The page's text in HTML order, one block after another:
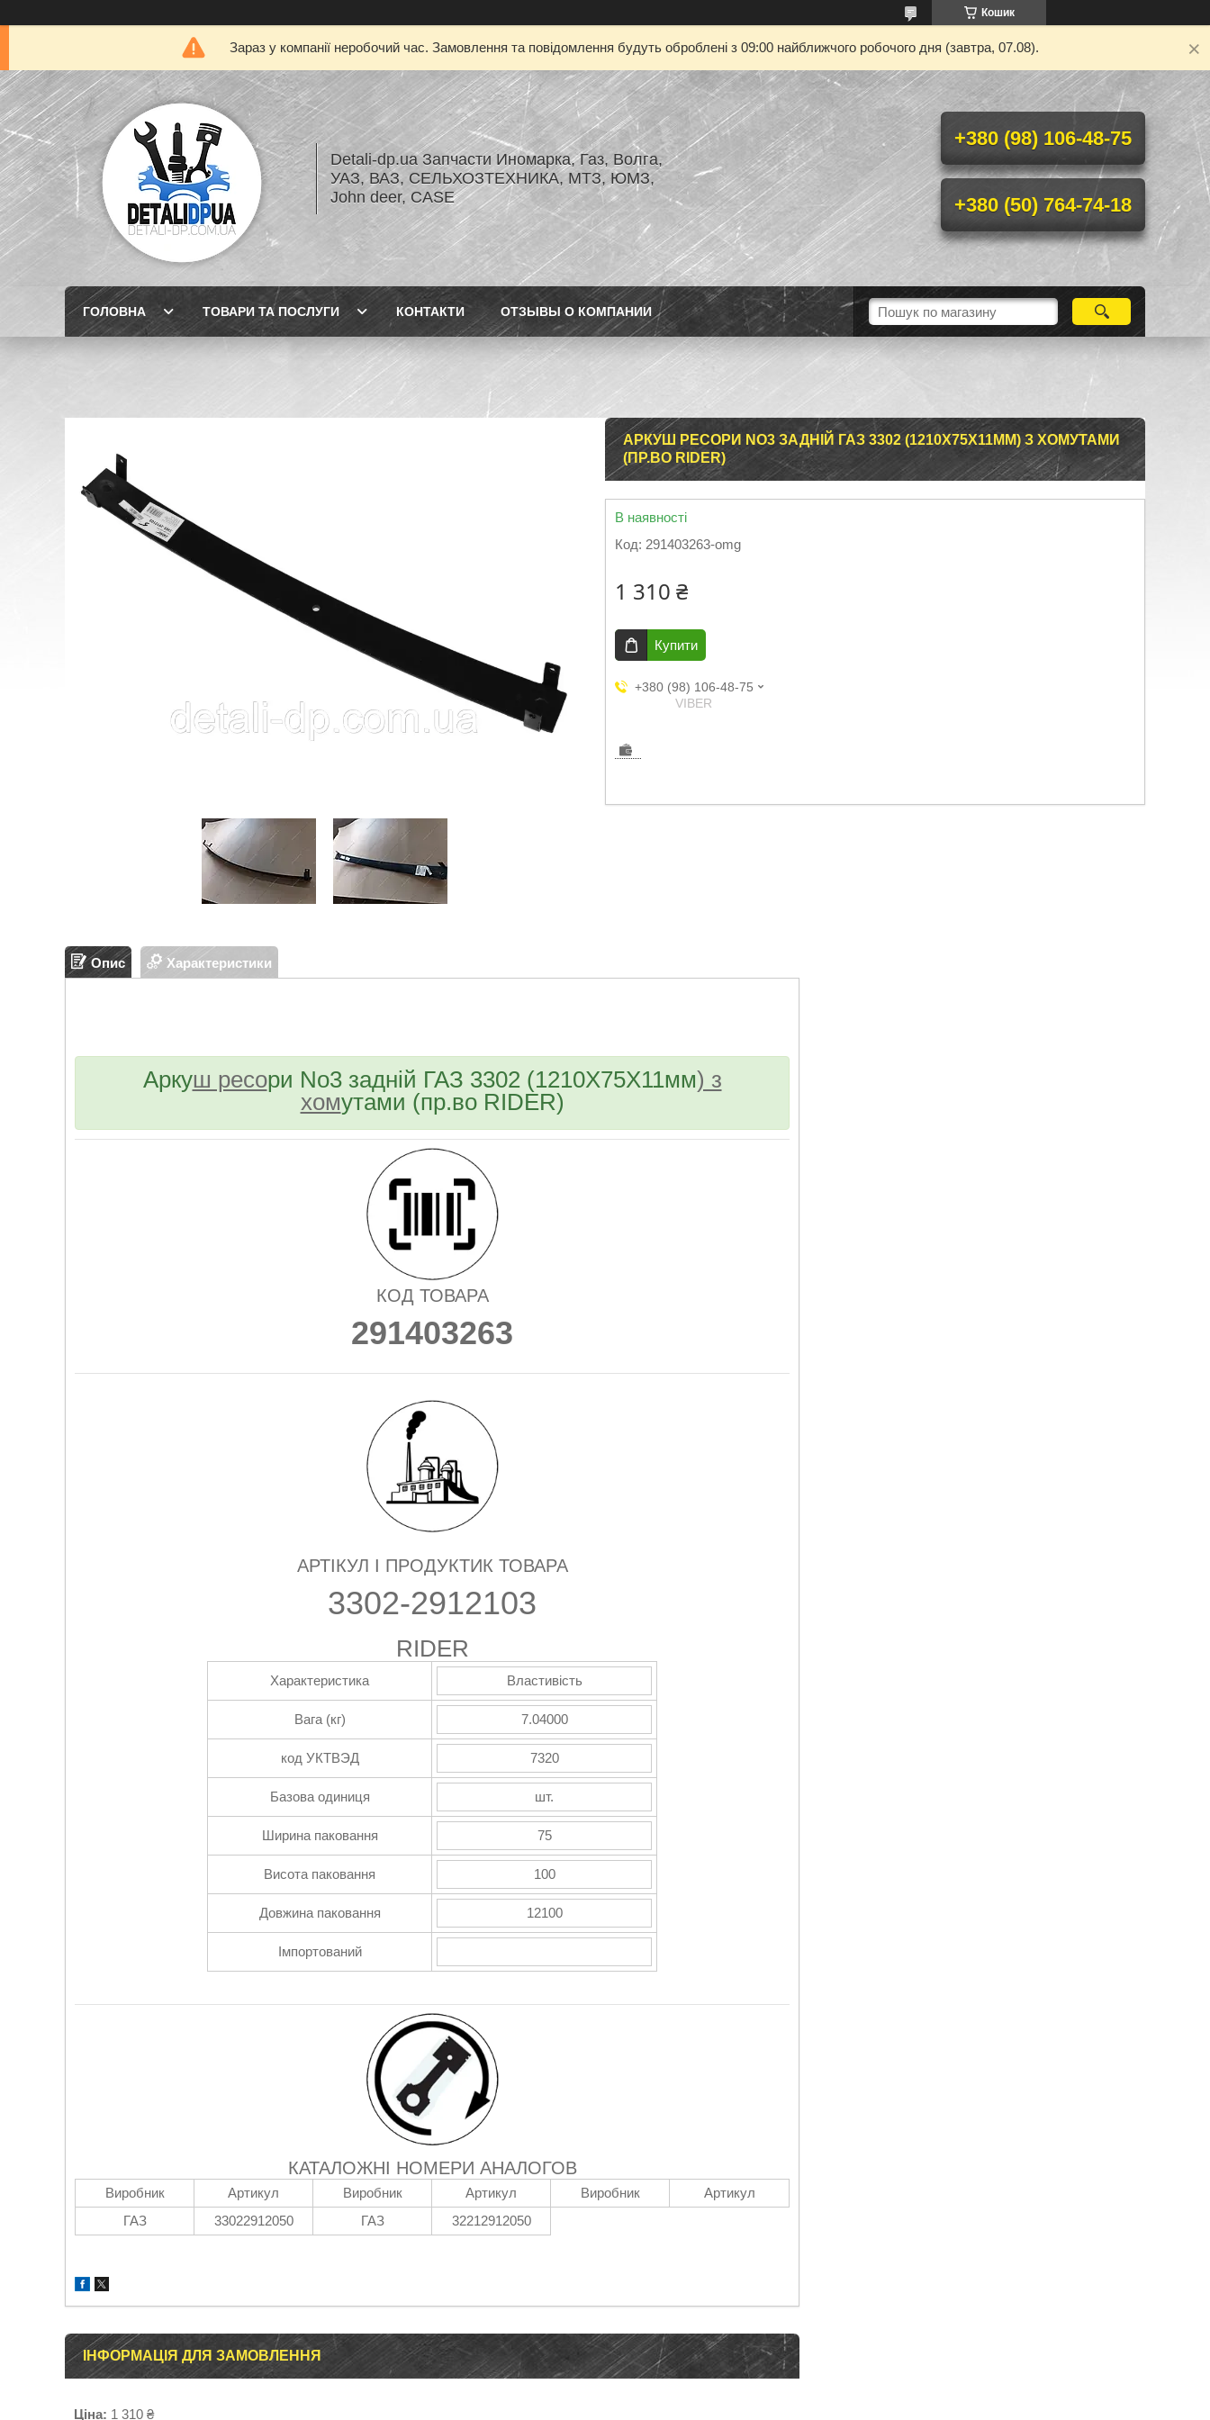
Кошик
Зараз у компанії неробочий час. Замовлення та повідомлення будуть оброблені з 09:00 найближчого робочого дня (завтра, 07.08).
Detali-dp.ua Запчасти Иномарка, Газ, Волга,
УАЗ, ВАЗ, СЕЛЬХОЗТЕХНИКА, МТЗ, ЮМЗ,
John deer, CASE
+380 (98) 106-48-75
+380 (50) 764-74-18
ГОЛОВНА ТОВАРИ ТА ПОСЛУГИ КОНТАКТИ ОТЗЫВЫ О КОМПАНИИ
АРКУШ РЕСОРИ NO3 ЗАДНІЙ ГАЗ 3302 (1210Х75Х11ММ) З ХОМУТАМИ
(ПР.ВО RIDER)
В наявності
Код: 291403263-omg
1 310 ₴
Купити
+380 (98) 106-48-75
VIBER
Опис Характеристики
Аркуш ресори No3 задній ГАЗ 3302 (1210Х75Х11мм) з
хомутами (пр.во RIDER)
КОД ТОВАРА
291403263
АРТІКУЛ І ПРОДУКТИК ТОВАРА
3302-2912103
RIDER
Характеристика Властивість
Вага (кг) 7.04000
код УКТВЭД 7320
Базова одиниця шт.
Ширина паковання 75
Висота паковання 100
Довжина паковання 12100
Імпортований
КАТАЛОЖНІ НОМЕРИ АНАЛОГОВ
Виробник Артикул Виробник Артикул Виробник
Артикул
ГАЗ
33022912050 ГАЗ 32212912050
ІНФОРМАЦІЯ ДЛЯ ЗАМОВЛЕННЯ
Ціна: 1 310 ₴